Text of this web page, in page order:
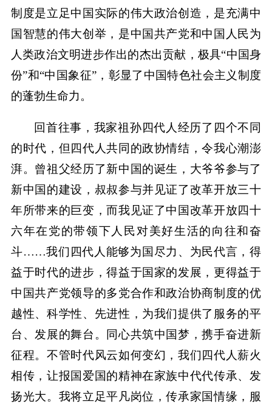
制度是立足中国实际的伟大政治创造，是充满中
国智慧的伟大创举，是中国共产党和中国人民为
人类政治文明进步作出的杰出贡献，极具“中国身
份”和“中国象征”，彰显了中国特色社会主义制度
的蓬勃生命力。
回首往事，我家祖孙四代人经历了四个不同
的时代，但四代人共同的政协情结，令我心潮澎
湃。曾祖父经历了新中国的诞生，大爷爷参与了
新中国的建设，叔叔参与并见证了改革开放三十
年所带来的巨变，而我见证了中国改革开放四十
六年在党的带领下人民对美好生活的向往和奋
斗……我们四代人能够为国尽力、为民代言，得
益于时代的进步，得益于国家的发展，更得益于
中国共产党领导的多党合作和政治协商制度的优
越性、科学性、先进性，为我们提供了服务的平
台、发展的舞台。同心共筑中国梦，携手奋进新
征程。不管时代风云如何变幻，我们四代人薪火
相传，让报国爱国的精神在家族中代代传承、发
扬光大。我将立足平凡岗位，传承家国情缘，服